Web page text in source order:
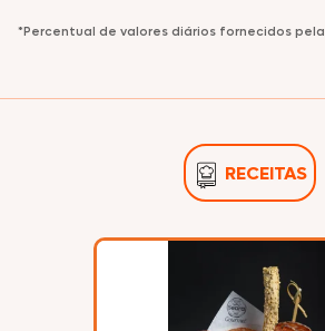
*Percentual de valores diários fornecidos
RECEITAS